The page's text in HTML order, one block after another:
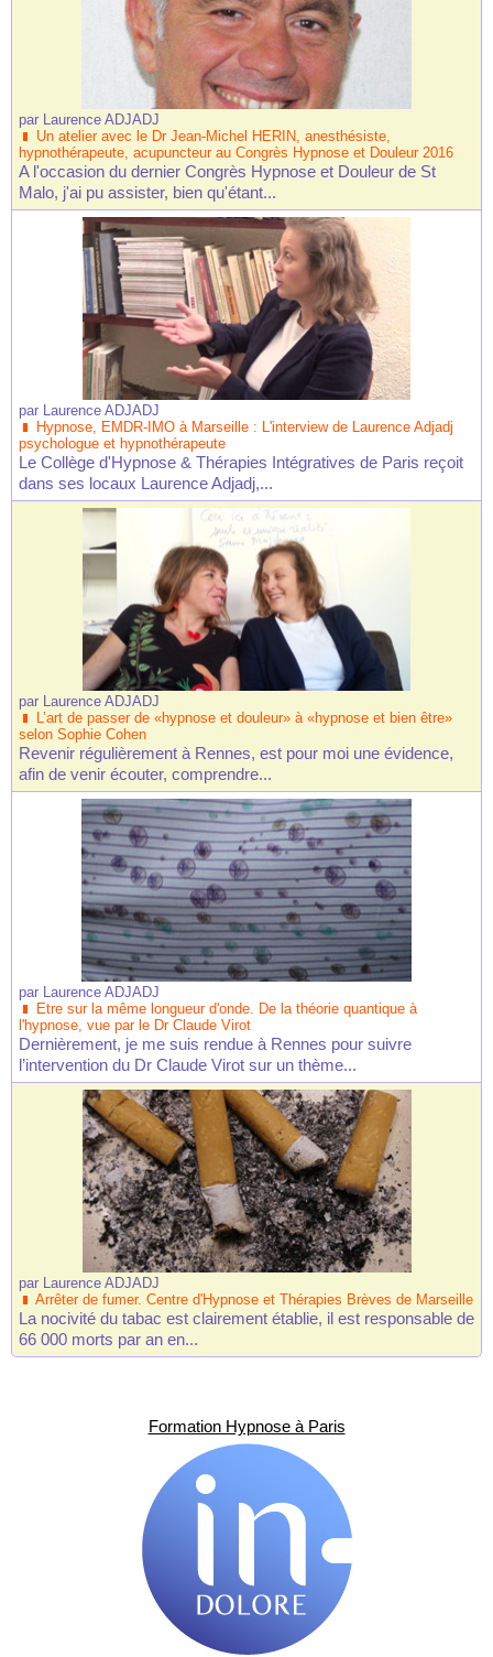
par Laurence ADJADJ
Un atelier avec le Dr Jean-Michel HERIN, anesthésiste,
hypnothérapeute, acupuncteur au Congrès Hypnose et Douleur 2016
A l'occasion du dernier Congrès Hypnose et Douleur de St
Malo, j'ai pu assister, bien qu'étant...
par Laurence ADJADJ
Hypnose, EMDR-IMO à Marseille : L'interview de Laurence Adjadj
psychologue et hypnothérapeute
Le Collège d'Hypnose & Thérapies Intégratives de Paris reçoit
dans ses locaux Laurence Adjadj,...
par Laurence ADJADJ
L’art de passer de «hypnose et douleur» à «hypnose et bien être»
selon Sophie Cohen
Revenir régulièrement à Rennes, est pour moi une évidence,
afin de venir écouter, comprendre...
par Laurence ADJADJ
Etre sur la même longueur d'onde. De la théorie quantique à
l'hypnose, vue par le Dr Claude Virot
Dernièrement, je me suis rendue à Rennes pour suivre
l’intervention du Dr Claude Virot sur un thème...
par Laurence ADJADJ
Arrêter de fumer. Centre d'Hypnose et Thérapies Brèves de Marseille
La nocivité du tabac est clairement établie, il est responsable de
66 000 morts par an en...
Formation Hypnose à Paris